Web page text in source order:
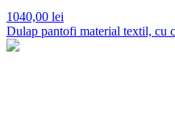
1040,00 lei
Dulap pantofi material textil, cu